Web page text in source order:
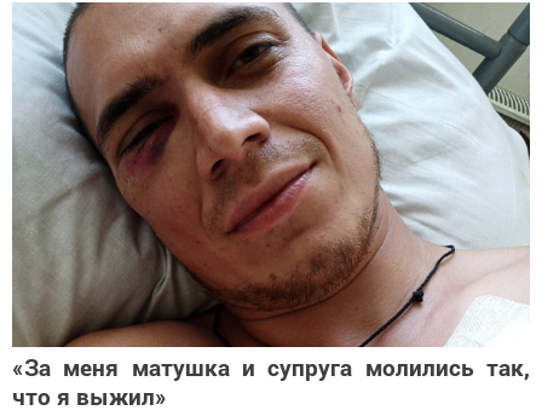
«За меня матушка и супруга молились так,
что я выжил»